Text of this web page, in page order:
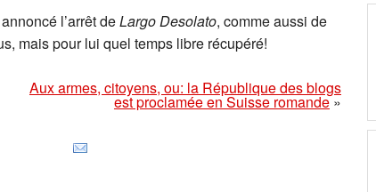
l’arrêt deLargo Desolato, comme aussi de
mais pour lui quel temps libre récupéré!
Aux armes, citoyens, ou: la République des blogs
est proclamée en Suisse romande»